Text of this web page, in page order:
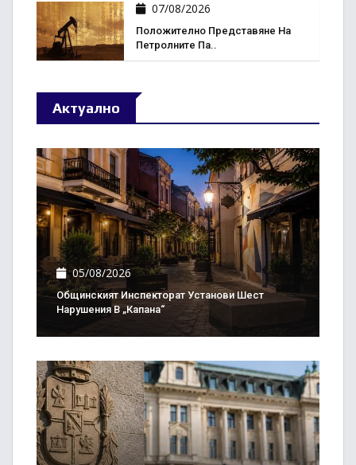
07/08/2026
Положително Представяне На
Петролните Па..
Актуално
05/08/2026
Общинският Инспекторат Установи Шест
Нарушения В „Капана“